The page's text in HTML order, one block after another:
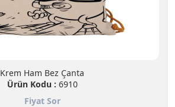
Krem Ham Bez Çanta
Ürün Kodu : 6910
Fiyat Sor